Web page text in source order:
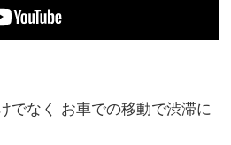
でなく お車での移動で渋滞に